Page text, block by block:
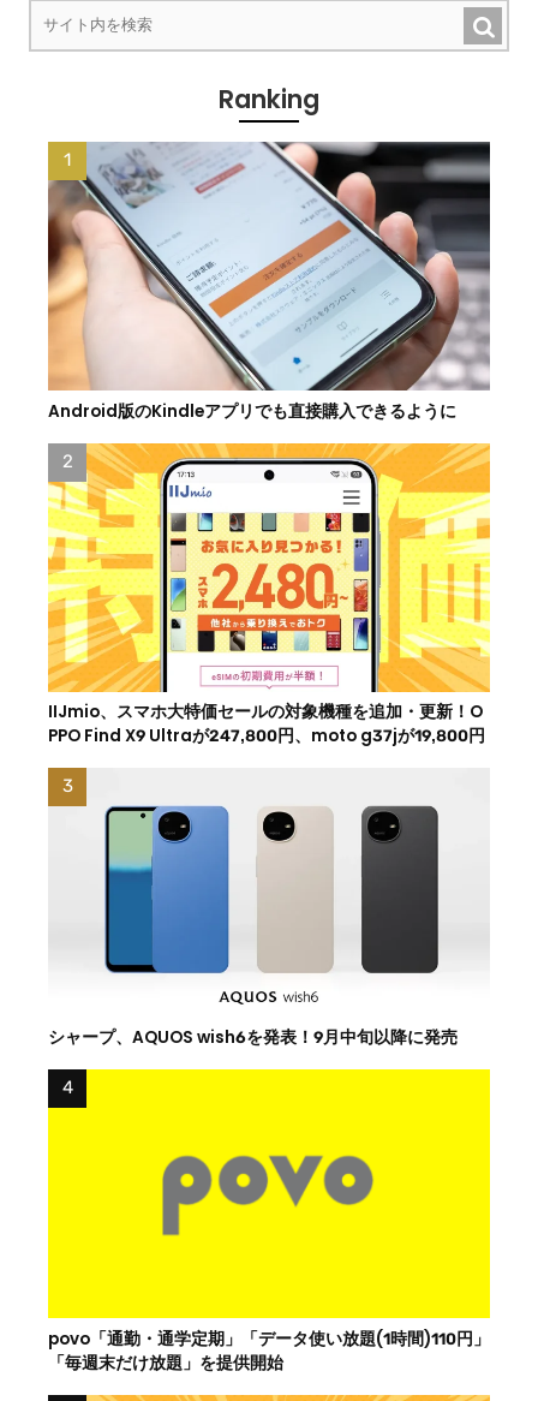
Ranking
Android版のKindleアプリでも直接購入できるように
IIJmio、スマホ大特価セールの対象機種を追加・更新！O
PPO Find X9 Ultraが247,800円、moto g37jが19,800円
シャープ、AQUOS wish6を発表！9月中旬以降に発売
povo「通勤・通学定期」「データ使い放題(1時間)110円」
「毎週末だけ放題」を提供開始